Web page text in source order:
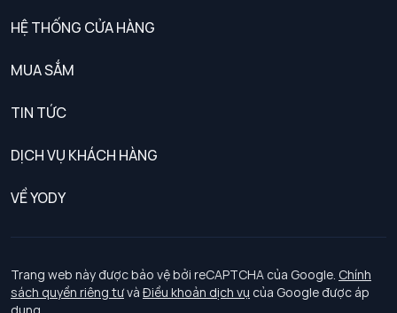
HỆ THỐNG CỬA HÀNG
MUA SẮM
TIN TỨC
DỊCH VỤ KHÁCH HÀNG
Chính sách khách hàng thân thiết
Chính sách bảo vệ dữ liệu cá nhân
Chính sách thanh toán, giao nhận
VỀ YODY
Tuyển dụng
Trang web này được bảo vệ bởi reCAPTCHA của Google. Chính
sách quyền riêng tưvà Điều khoản dịch vụ của Google được áp